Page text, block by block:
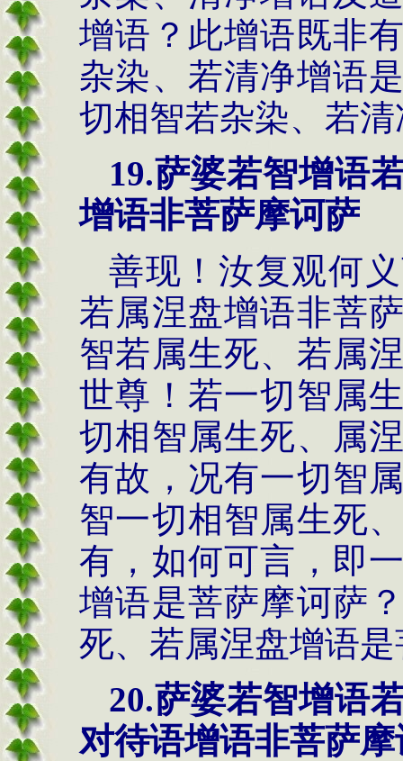
增语？此增语既非
杂染、若清净增语
切相智若杂染、若
19.萨婆若智增语
增语非菩萨摩诃萨
善现！汝复观何
若属涅盘增语非菩
智若属生死、若属
世尊！若一切智属
切相智属生死、属
有故，况有一切智
智一切相智属生死
有，如何可言，即
增语是菩萨摩诃萨
死、若属涅盘增语
20.萨婆若智增语
对待语增语非菩萨